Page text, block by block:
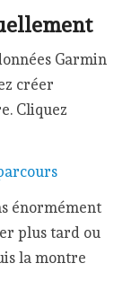
Garmin
créer
Cliquez
énormément
plus tard ou
la montre